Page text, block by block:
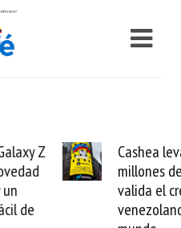
Cashea levanta 100
millones de dólares y
valida el crédito del
venezolano ante el